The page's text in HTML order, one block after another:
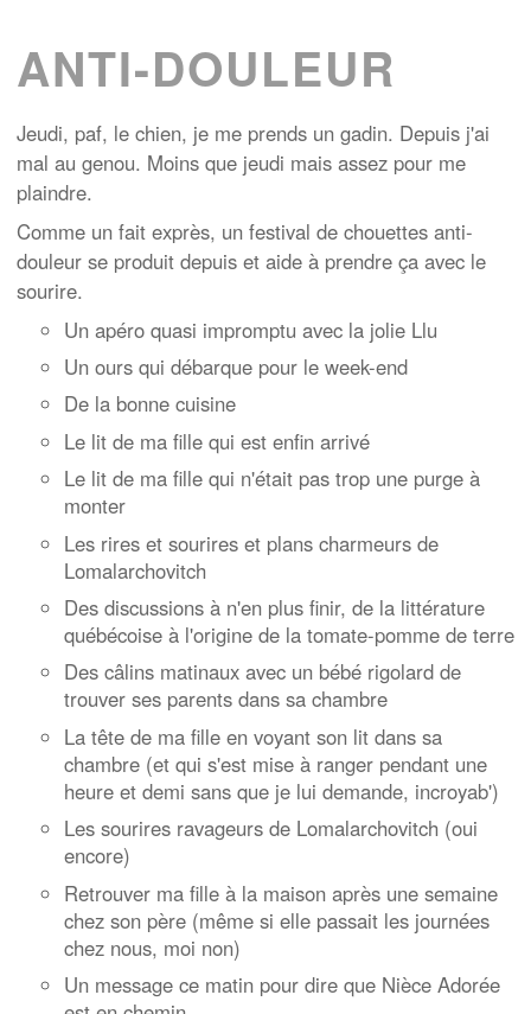
ANTI-DOULEUR
Jeudi, paf, le chien, je me prends un gadin. Depuis j'ai
mal au genou. Moins que jeudi mais assez pour me
plaindre.
Comme un fait exprès, un festival de chouettes anti-
douleur se produit depuis et aide à prendre ça avec le
sourire.
Un apéro quasi impromptu avec la jolie Llu
Un ours qui débarque pour le week-end
De la bonne cuisine
Le lit de ma fille qui est enfin arrivé
Le lit de ma fille qui n'était pas trop une purge à
monter
Les rires et sourires et plans charmeurs de
Lomalarchovitch
Des discussions à n'en plus finir, de la littérature
québécoise à l'origine de la tomate-pomme de terre
Des câlins matinaux avec un bébé rigolard de
trouver ses parents dans sa chambre
La tête de ma fille en voyant son lit dans sa
chambre (et qui s'est mise à ranger pendant une
heure et demi sans que je lui demande, incroyab')
Les sourires ravageurs de Lomalarchovitch (oui
encore)
Retrouver ma fille à la maison après une semaine
chez son père (même si elle passait les journées
chez nous, moi non)
Un message ce matin pour dire que Nièce Adorée